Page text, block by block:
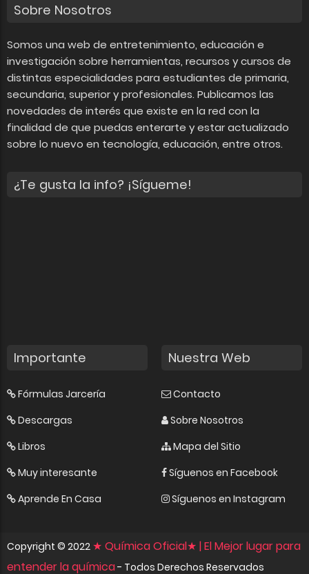
Sobre Nosotros
Somos una web de entretenimiento, educación e
investigación sobre herramientas, recursos y cursos de
distintas especialidades para estudiantes de primaria,
secundaria, superior y profesionales. Publicamos las
novedades de interés que existe en la red con la
finalidad de que puedas enterarte y estar actualizado
sobre lo nuevo en tecnología, educación, entre otros.
¿Te gusta la info? ¡Sígueme!
Importante
Fórmulas Jarcería
Descargas
Libros
Muy interesante
Aprende En Casa
Nuestra Web
Contacto
Sobre Nosotros
Mapa del Sitio
Síguenos en Facebook
Síguenos en Instagram
Copyright © 2022 ★ Química Oficial★ | El Mejor lugar para
entender la química- Todos Derechos Reservados